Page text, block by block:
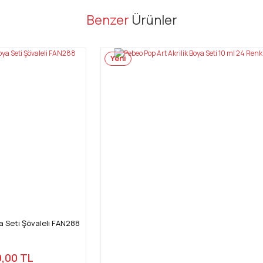
Yorum Yaz
yetersiz gördüğünüz noktaları öneri formunu kullanarak
Benzer Ürünler
Seti Şövaleli FAN288
TL
Yeni